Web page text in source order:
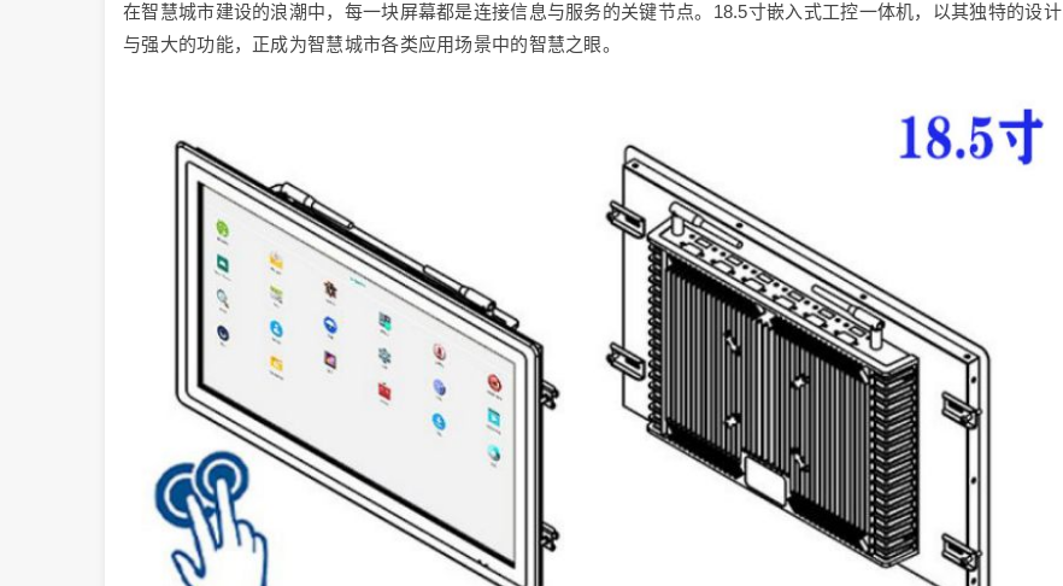
在智慧城市建设的浪潮中，每一块屏幕都是连接信息与服务的关键节点。18.5寸嵌入式工控一体机，以其独特的设计
与强大的功能，正成为智慧城市各类应用场景中的智慧之眼。